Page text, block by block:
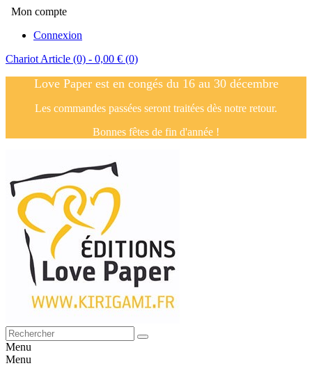
Mon compte
Connexion
Chariot Article (0) - 0,00 € (0)
Love Paper est en congés du 16 au 30 décembre
Les commandes passées seront traitées dès notre retour.
Bonnes fêtes de fin d'année !
Menu
Menu